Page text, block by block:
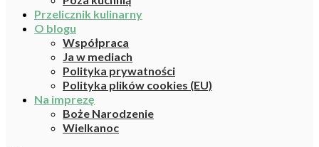
Przelicznik kulinarny
O blogu
Współpraca
Ja w mediach
Polityka prywatności
Polityka plików cookies (EU)
Na imprezę
Boże Narodzenie
Wielkanoc